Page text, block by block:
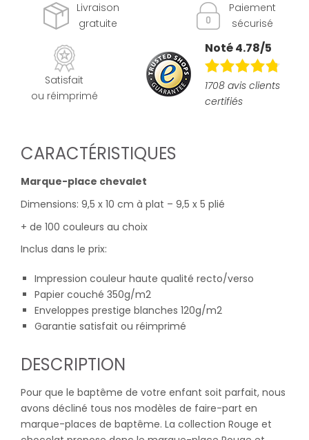
Livraison
gratuite
Paiement
sécurisé
Satisfait
ou réimprimé
Noté 4.78/5
1708 avis clients
certifiés
CARACTÉRISTIQUES
Marque-place chevalet
Dimensions: 9,5 x 10 cm à plat – 9,5 x 5 plié
+ de 100 couleurs au choix
Inclus dans le prix:
Impression couleur haute qualité recto/verso
Papier couché 350g/m2
Enveloppes prestige blanches 120g/m2
Garantie satisfait ou réimprimé
DESCRIPTION
Pour que le baptême de votre enfant soit parfait, nous
avons décliné tous nos modèles de faire-part en
marque-places de baptême. La collection Rouge et